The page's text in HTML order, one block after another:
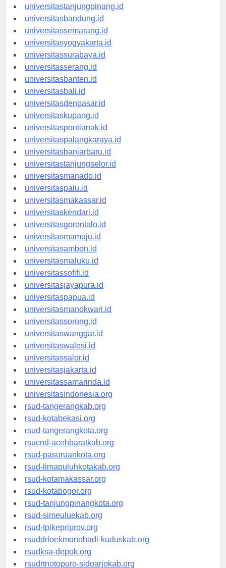
universitaspangkalpinang.id
universitastanjungpinang.id
universitasbandung.id
universitassemarang.id
universitasyogyakarta.id
universitassurabaya.id
universitasserang.id
universitasbanten.id
universitasbali.id
universitasdenpasar.id
universitaskupang.id
universitaspontianak.id
universitaspalangkaraya.id
universitasbanjarbaru.id
universitastanjungselor.id
universitasmanado.id
universitaspalu.id
universitasmakassar.id
universitaskendari.id
universitasgorontalo.id
universitasmamuju.id
universitasambon.id
universitasmaluku.id
universitassofifi.id
universitasjayapura.id
universitaspapua.id
universitasmanokwari.id
universitassorong.id
universitaswanggar.id
universitaswalesi.id
universitassalor.id
universitasjakarta.id
universitassamarinda.id
universitasindonesia.org
rsud-tangerangkab.org
rsud-kotabekasi.org
rsud-tangerangkota.org
rsucnd-acehbaratkab.org
rsud-pasuruankota.org
rsud-limapuluhkotakab.org
rsud-kotamakassar.org
rsud-kotabogor.org
rsud-tanjungpinangkota.org
rsud-simeuluekab.org
rsud-tpikepriprov.org
rsuddrloekmonohadi-kuduskab.org
rsudksa-depok.org